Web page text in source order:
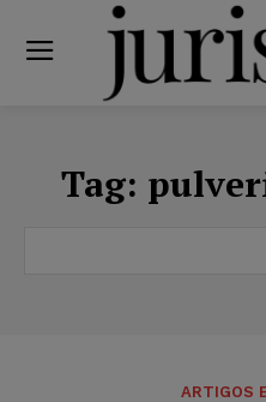
Tag:
ARTIGOS